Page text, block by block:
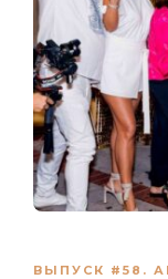
ВЫПУСК #58.